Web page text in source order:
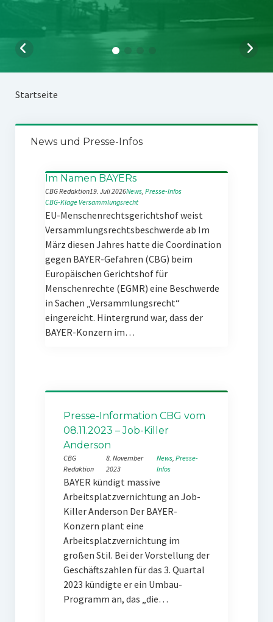
Startseite
News und Presse-Infos
Im Namen BAYERs
CBG Redaktion19. Juli 2026News, Presse-Infos
CBG-Klage Versammlungsrecht
EU-Menschenrechtsgerichtshof weist
Versammlungsrechtsbeschwerde ab Im
März diesen Jahres hatte die Coordination
gegen BAYER-Gefahren (CBG) beim
Europäischen Gerichtshof für
Menschenrechte (EGMR) eine Beschwerde
in Sachen „Versammlungsrecht“
eingereicht. Hintergrund war, dass der
BAYER-Konzern im…
Presse-Information CBG vom
08.11.2023 – Job-Killer
Anderson
CBG
Redaktion
8. November
2023
News, Presse-
Infos
BAYER kündigt massive
Arbeitsplatzvernichtung an Job-
Killer Anderson Der BAYER-
Konzern plant eine
Arbeitsplatzvernichtung im
großen Stil. Bei der Vorstellung der
Geschäftszahlen für das 3. Quartal
2023 kündigte er ein Umbau-
Programm an, das „die…